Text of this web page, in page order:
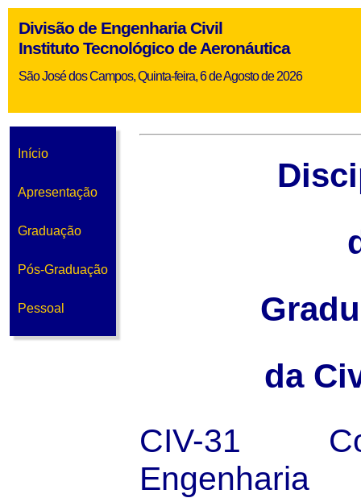
Divisão de Engenharia Civil
Instituto Tecnológico de Aeronáutica
São José dos Campos, Quinta-feira, 6 de Agosto de 2026
Início
Apresentação
Graduação
Pós-Graduação
Pessoal
da
CIV-31
Engenharia